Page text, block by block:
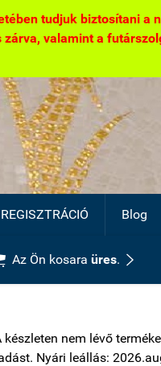
tudjuk biztosítani a
valamint a
REGISZTRÁCIÓ Blog
Az Ön kosara üres. 
nem lévő
Nyári leállás: